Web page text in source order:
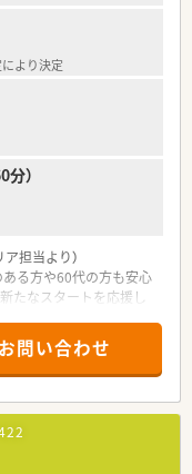
より決定
）
担当より）
る方や60代の方も安心
たなスタートを応援し
立地しており、車での
舗です。
に応需しており、精神科
す。
となっており、今回の
なります。
お問い合わせ